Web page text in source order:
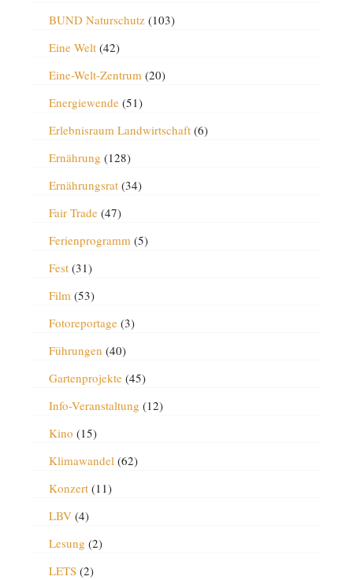
BUND Naturschutz(103)
Eine Welt(42)
Eine-Welt-Zentrum(20)
Energiewende(51)
Erlebnisraum Landwirtschaft(6)
Ernährung (128)
Ernährungsrat(34)
Fair Trade(47)
Ferienprogramm(5)
Fest(31)
Film(53)
Fotoreportage(3)
Führungen (40)
Gartenprojekte(45)
Info-Veranstaltung (12)
Kino (15)
Klimawandel(62)
Konzert(11)
LBV(4)
Lesung (2)
LETS(2)